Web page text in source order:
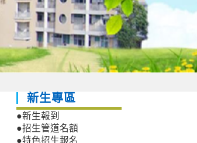
新生專區
●新生報到
●招生管道名額
●特色招生報名